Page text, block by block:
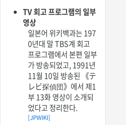
TV 회고 프로그램의 일부
영상
일본어 위키백과는 197
0년대 말 TBS계 회고
프로그램에서 본편 일부
가 방송되었고, 1991년
11월 10일 방송된 《テ
レビ探偵団》에서 제1
부 13화 영상이 소개되
었다고 정리한다.
[JPWIKI]